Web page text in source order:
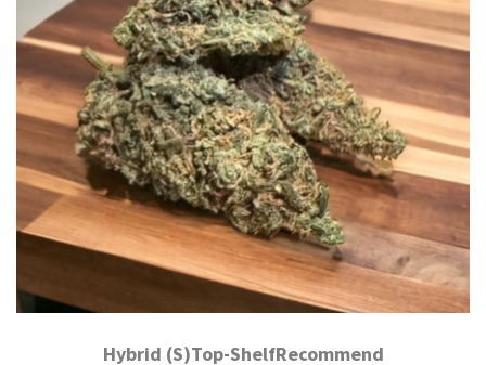
Hybrid (S)Top-ShelfRecommend